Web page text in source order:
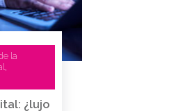
la
¿lujo